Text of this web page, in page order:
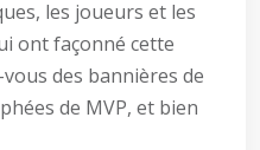
les joueurs et les
ont façonné cette
des bannières de
de MVP, et bien